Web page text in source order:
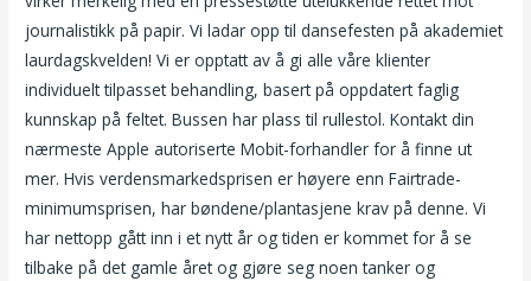
journalistikk på papir. Vi ladar opp til dansefesten på akademiet
laurdagskvelden! Vi er opptatt av å gi alle våre klienter
individuelt tilpasset behandling, basert på oppdatert faglig
kunnskap på feltet. Bussen har plass til rullestol. Kontakt din
nærmeste Apple autoriserte Mobit-forhandler for å finne ut
mer. Hvis verdensmarkedsprisen er høyere enn Fairtrade-
minimumsprisen, har bøndene/plantasjene krav på denne. Vi
har nettopp gått inn i et nytt år og tiden er kommet for å se
tilbake på det gamle året og gjøre seg noen tanker og